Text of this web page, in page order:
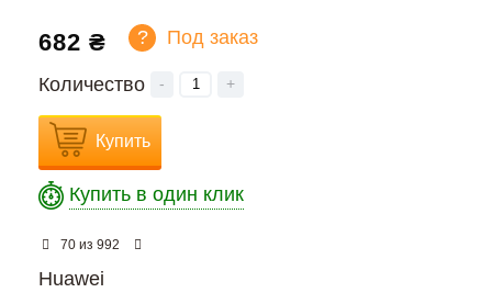
682 ₴ ? Под заказ
Количество - +
Купить
Купить в один клик
70 из 992
Huawei